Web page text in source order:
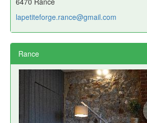
lapetiteforge.rance@gmail.com
Rance